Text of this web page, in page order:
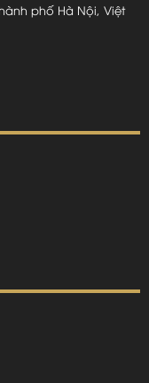
phố Hà Nội, Việt